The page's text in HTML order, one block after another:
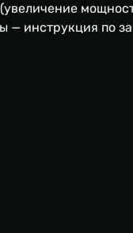
— инструкция по